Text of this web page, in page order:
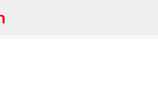
zum Hauptbereich